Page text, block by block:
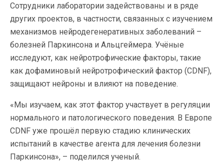
Сотрудники лаборатории задействованы и в ряде
других проектов, в частности, связанных с изучением
механизмов нейродегенеративных заболеваний –
болезней Паркинсона и Альцгеймера. Учёные
исследуют, как нейротрофические факторы, такие
как дофаминовый нейротрофический фактор (CDNF),
защищают нейроны и влияют на поведение.
«Мы изучаем, как этот фактор участвует в регуляции
нормального и патологического поведения. В Европе
CDNF уже прошёл первую стадию клинических
испытаний в качестве агента для лечения болезни
Паркинсона», – поделился ученый.